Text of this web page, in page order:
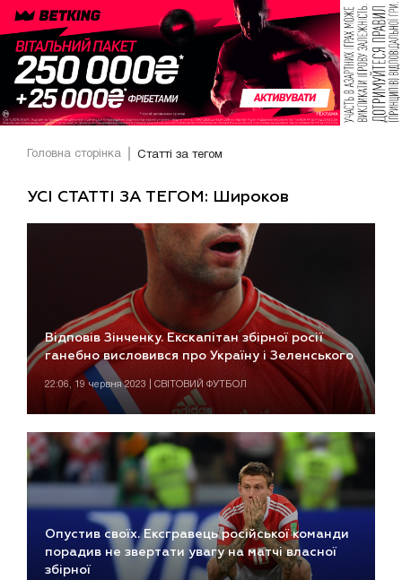
Головна сторінка Статті за тегом
УСІ СТАТТІ ЗА ТЕГОМ: Широков
Відповів Зінченку. Екскапітан збірної росії
ганебно висловився про Україну і Зеленського
22:06, 19 червня 2023 | СВІТОВИЙ ФУТБОЛ
Опустив своїх. Ексгравець російської команди
порадив не звертати увагу на матчі власної
збірної